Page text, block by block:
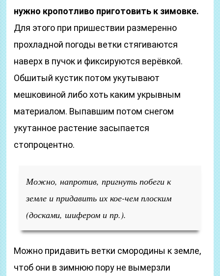
нужно кропотливо приготовить к зимовке.
Для этого при пришествии размеренно
прохладной погоды ветки стягиваются
наверх в пучок и фиксируются верёвкой.
Обшитый кустик потом укутывают
мешковиной либо хоть каким укрывным
материалом. Выпавшим потом снегом
укутанное растение засыпается
стопроцентно.
Можно, напротив, пригнуть побеги к
земле и придавить их кое-чем плоским
(досками, шифером и пр.).
Можно придавить ветки смородины к земле,
чтоб они в зимнюю пору не вымерзли